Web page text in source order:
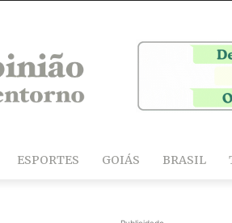
ESPORTES GOIÁS BRASIL